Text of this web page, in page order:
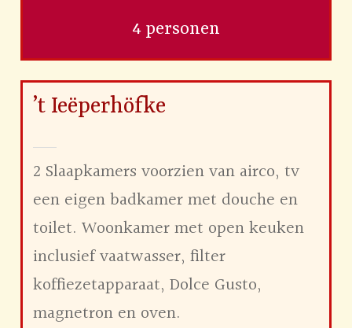
4 personen
’t Ieëperhöfke
2 Slaapkamers voorzien van airco, tv
een eigen badkamer met douche en
toilet. Woonkamer met open keuken
inclusief vaatwasser, filter
koffiezetapparaat, Dolce Gusto,
magnetron en oven.